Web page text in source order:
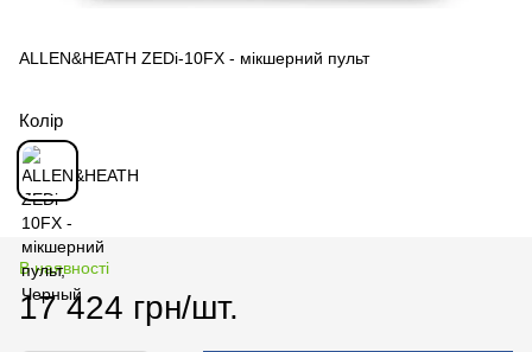
ALLEN&HEATH ZEDi-10FX - мікшерний пульт
Колір
В наявності
17 424 грн/шт.